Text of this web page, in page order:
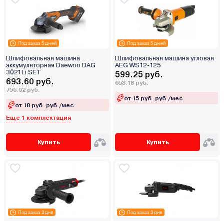
Под заказ 5 дней
Шлифовальная машина
аккумуляторная Daewoo DAG
3021Li SET
693.60 руб.
756.02 руб.
от 18 руб. руб./мес.
Еще 1 комплектация
Купить
Под заказ 5 дней
Шлифовальная машина угловая
AEG WS12-125
599.25 руб.
653.18 руб.
от 15 руб. руб./мес.
Купить
Под заказ 3 дня Под заказ 3 дня